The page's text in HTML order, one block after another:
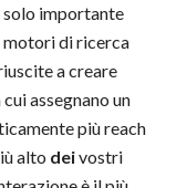
solo importante
motori di ricerca
a creare
assegnano un
più reach
alto deivostri